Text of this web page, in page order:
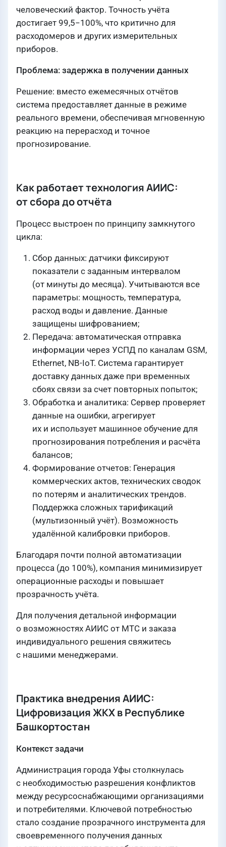
человеческий фактор. Точность учёта
достигает 99,5−100%, что критично для
расходомеров и других измерительных
приборов.
Проблема: задержка в получении данных
Решение: вместо ежемесячных отчётов
система предоставляет данные в режиме
реального времени, обеспечивая мгновенную
реакцию на перерасход и точное
прогнозирование.
Как работает технология АИИС:
от сбора до отчёта
Процесс выстроен по принципу замкнутого
цикла:
Сбор данных: датчики фиксируют
показатели с заданным интервалом
(от минуты до месяца). Учитываются все
параметры: мощность, температура,
расход воды и давление. Данные
защищены шифрованием;
Передача: автоматическая отправка
информации через УСПД по каналам GSM,
Ethernet, NB-IoT. Система гарантирует
доставку данных даже при временных
сбоях связи за счет повторных попыток;
Обработка и аналитика: Сервер проверяет
данные на ошибки, агрегирует
их и использует машинное обучение для
прогнозирования потребления и расчёта
балансов;
Формирование отчетов: Генерация
коммерческих актов, технических сводок
по потерям и аналитических трендов.
Поддержка сложных тарификаций
(мультизонный учёт). Возможность
удалённой калибровки приборов.
Благодаря почти полной автоматизации
процесса (до 100%), компания минимизирует
операционные расходы и повышает
прозрачность учёта.
Для получения детальной информации
о возможностях АИИС от МТС и заказа
индивидуального решения свяжитесь
с нашими менеджерами.
Практика внедрения АИИС:
Цифровизация ЖКХ в Республике
Башкортостан
Контекст задачи
Администрация города Уфы столкнулась
с необходимостью разрешения конфликтов
между ресурсоснабжающими организациями
и потребителями. Ключевой потребностью
стало создание прозрачного инструмента для
своевременного получения данных